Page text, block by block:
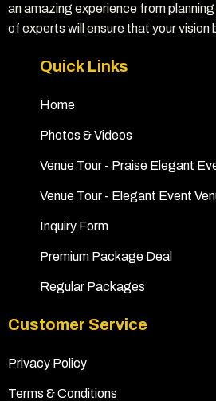
an amazing experience from
of experts will ensure that your vision
Quick Links
Home
Photos & Videos
Venue Tour - Praise Elegant
Venue Tour - Elegant Event
Inquiry Form
Premium Package Deal
Regular Packages
Customer Service
Privacy Policy
Terms & Conditions